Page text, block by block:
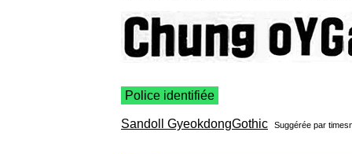
Police identifiée
Sandoll GyeokdongGothic Suggérée par